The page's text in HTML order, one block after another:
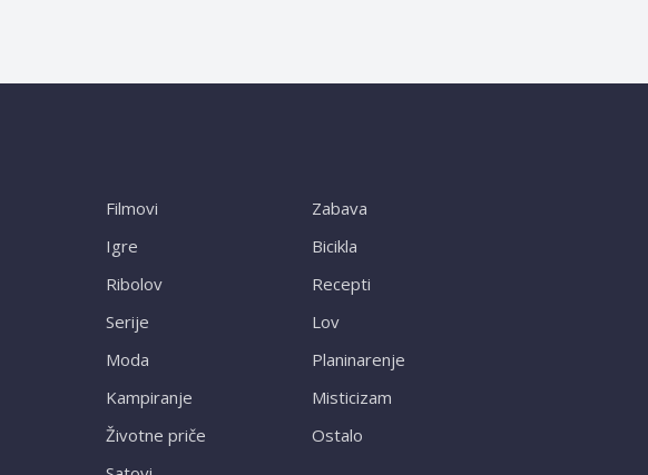
Filmovi
Igre
Ribolov
Serije
Moda
Kampiranje
Životne priče
Zabava
Bicikla
Recepti
Lov
Planinarenje
Misticizam
Ostalo